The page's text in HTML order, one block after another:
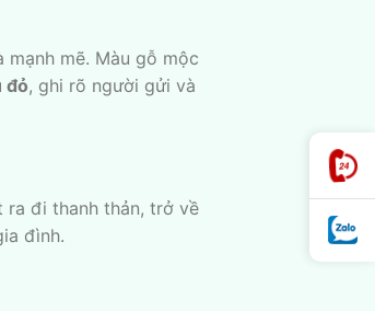
mẽ. Màu gỗ mộc
đỏ, ghi rõ người gửi và
ra đi thanh thản, trở về
đình.